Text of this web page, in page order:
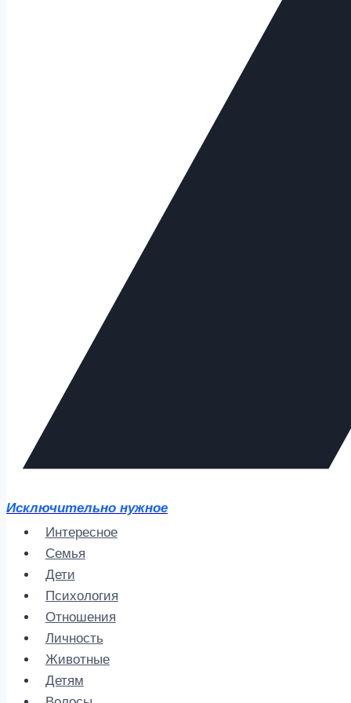
Исключительно нужное
Интересное
Семья
Дети
Психология
Отношения
Личность
Животные
Детям